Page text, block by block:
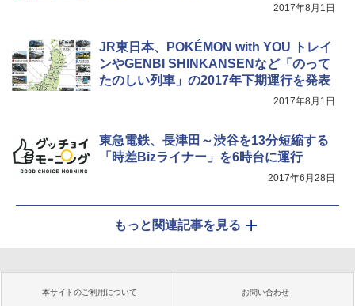
2017年8月1日
JR東日本、POKÉMON with YOU トレイ
ンやGENBI SHINKANSENなど「のって
たのしい列車」の2017年下期運行を発表
2017年8月1日
東急電鉄、長津田～渋谷を13分短縮する
「時差Bizライナー」を6時台に運行
2017年6月28日
もっと関連記事を見る
本サイトのご利用について お問い合わせ